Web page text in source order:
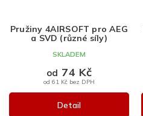
Pružiny 4AIRSOFT pro AEG
a SVD (různé síly)
SKLADEM
od 61 Kč bez DPH
od 74 Kč
Detail